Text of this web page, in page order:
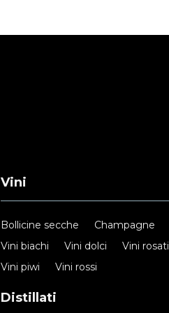
Vini
Bollicine secche
Champagne
Vini biachi
Vini dolci
Vini rosati
Vini piwi
Vini rossi
Distillati